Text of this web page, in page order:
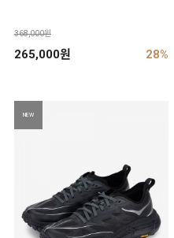
368,000원
265,000원 28%
NEW